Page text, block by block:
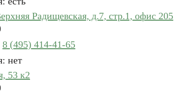
Радищевская, д.7, стр.1, офис 205
8 (495) 414-41-65
нет
53 к2